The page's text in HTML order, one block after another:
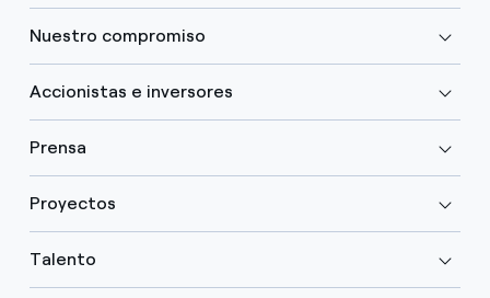
Nuestro compromiso
Accionistas e inversores
Prensa
Proyectos
Talento